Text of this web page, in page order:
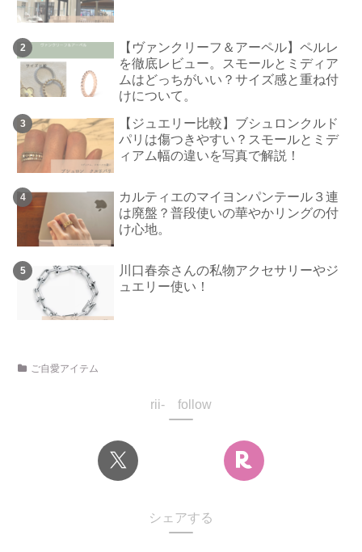
【ヴァンクリーフ＆アーペル】ペルレ
を徹底レビュー。スモールとミディア
ムはどっちがいい？サイズ感と重ね付
けについて。
【ジュエリー比較】ブシュロンクルド
パリは傷つきやすい？スモールとミデ
ィアム幅の違いを写真で解説！
カルティエのマイヨンパンテール３連
は廃盤？普段使いの華やかリングの付
け心地。
川口春奈さんの私物アクセサリーやジ
ュエリー使い！
ご自愛アイテム
rii- follow
シェアする